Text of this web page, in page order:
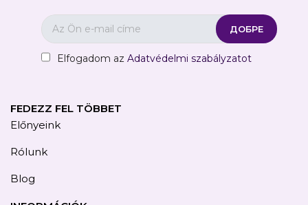
Elfogadom az Adatvédelmi szabályzatot
FEDEZZ FEL TÖBBET
Előnyeink
Rólunk
Blog